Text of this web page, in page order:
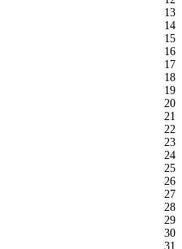
13
14
15
16
17
18
19
20
21
22
23
24
25
26
27
28
29
30
31